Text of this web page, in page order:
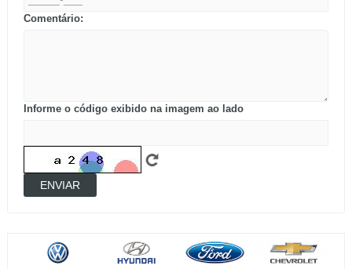
Comentário:
Informe o código exibido na imagem ao lado
ENVIAR